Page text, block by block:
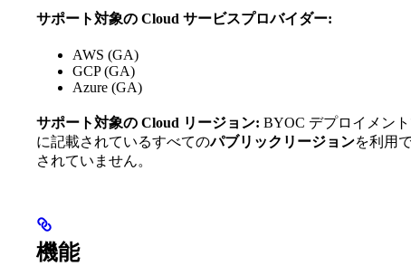
サポート対象の Cloud サービスプロバイダー:
AWS (GA)
GCP (GA)
Azure (GA)
サポート対象の Cloud リージョン: BYOC デプロイメント
に記載されているすべてのパブリックリージョンを利用
されていません。
機能